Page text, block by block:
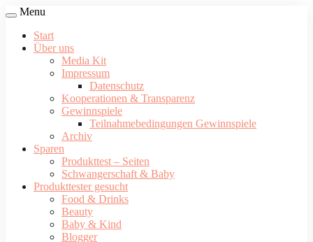
Menu
Start
Über uns
Media Kit
Impressum
Datenschutz
Kooperationen & Transparenz
Gewinnspiele
Teilnahmebedingungen Gewinnspiele
Archiv
Sparen
Produkttest – Seiten
Schwangerschaft & Baby
Produkttester gesucht
Food & Drinks
Beauty
Baby & Kind
Blogger